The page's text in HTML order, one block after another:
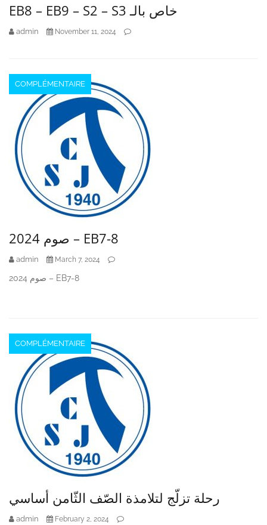
EB8 – EB9 – S2 – S3 خاص بالـ
admin November 11, 2024
COMPLÉMENTAIRE
صوم 2024 – EB7-8
admin March 7, 2024
صوم 2024 – EB7-8
COMPLÉMENTAIRE
رحلة تزلّج لتلامذة الصّف الثّامن أساسي
admin February 2, 2024